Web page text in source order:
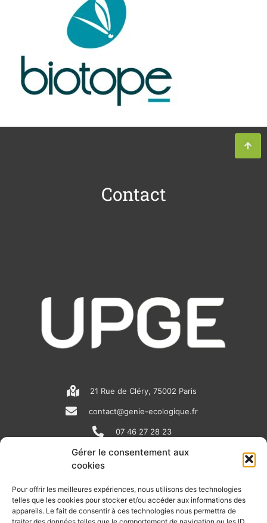
Gérer le consentement aux
cookies
Pour offrir les meilleures expériences, nous utilisons des technologies
telles que les cookies pour stocker et/ou accéder aux informations des
appareils. Le fait de consentir à ces technologies nous permettra de
Contact
21 Rue de Cléry, 75002 Paris
contact@genie-ecologique.fr
07 46 27 28 23
N
e
w
i
n
o
u
RECEVOIR L'ACTU DE LA FILIÈRE